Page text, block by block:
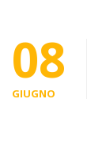
08
GIUGNO